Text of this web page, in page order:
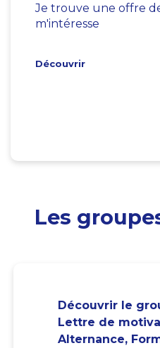
Je trouve une offre
m'intéresse
Découvrir
Les
Découvrir le
Lettre de
Alternance,